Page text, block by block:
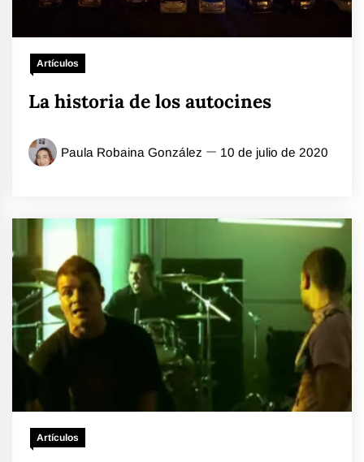
Artículos
La historia de los autocines
Paula Robaina González 10 de julio de 2020
Artículos